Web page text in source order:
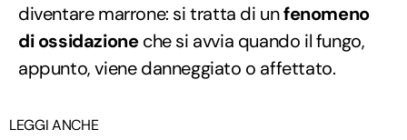
diventare marrone: si tratta di unfenomeno
di ossidazioneche si avvia quando il fungo,
appunto, viene danneggiato o affettato.
LEGGI ANCHE